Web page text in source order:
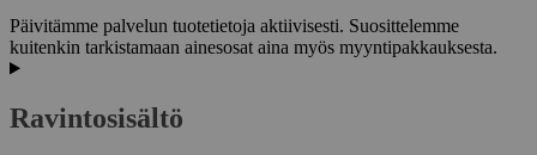
Päivitämme palvelun tuotetietoja aktiivisesti. Suosittelemme
kuitenkin tarkistamaan ainesosat aina myös myyntipakkauksesta.
Ravintosisältö